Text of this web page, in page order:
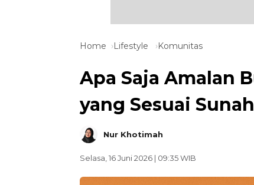
Home Lifestyle Komunitas
Apa Saja Amalan
yang Sesuai Sunah
Nur Khotimah
Selasa, 16 Juni 2026 | 09:35 WIB